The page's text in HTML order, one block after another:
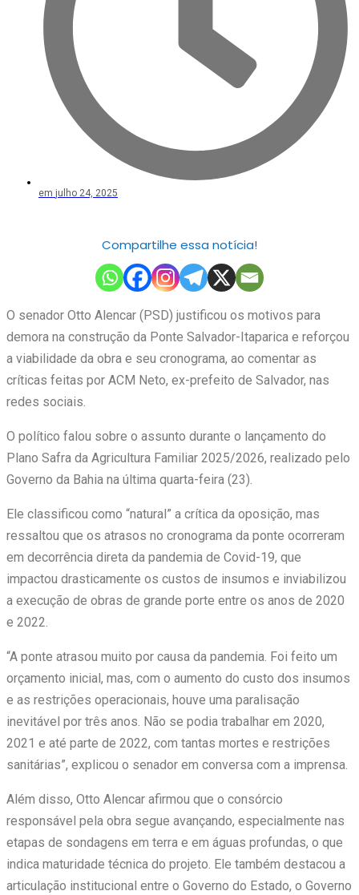
em julho 24, 2025
Compartilhe essa notícia!
O senador Otto Alencar (PSD) justificou os motivos para
demora na construção da Ponte Salvador-Itaparica e reforçou
a viabilidade da obra e seu cronograma, ao comentar as
críticas feitas por ACM Neto, ex-prefeito de Salvador, nas
redes sociais.
O político falou sobre o assunto durante o lançamento do
Plano Safra da Agricultura Familiar 2025/2026, realizado pelo
Governo da Bahia na última quarta-feira (23).
Ele classificou como “natural” a crítica da oposição, mas
ressaltou que os atrasos no cronograma da ponte ocorreram
em decorrência direta da pandemia de Covid-19, que
impactou drasticamente os custos de insumos e inviabilizou
a execução de obras de grande porte entre os anos de 2020
e 2022.
“A ponte atrasou muito por causa da pandemia. Foi feito um
orçamento inicial, mas, com o aumento do custo dos insumos
e as restrições operacionais, houve uma paralisação
inevitável por três anos. Não se podia trabalhar em 2020,
2021 e até parte de 2022, com tantas mortes e restrições
sanitárias”, explicou o senador em conversa com a imprensa.
Além disso, Otto Alencar afirmou que o consórcio
responsável pela obra segue avançando, especialmente nas
etapas de sondagens em terra e em águas profundas, o que
indica maturidade técnica do projeto. Ele também destacou a
articulação institucional entre o Governo do Estado, o Governo